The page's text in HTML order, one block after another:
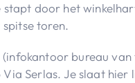
door het
toren.
bureau van
Serlas. Je slaat hier